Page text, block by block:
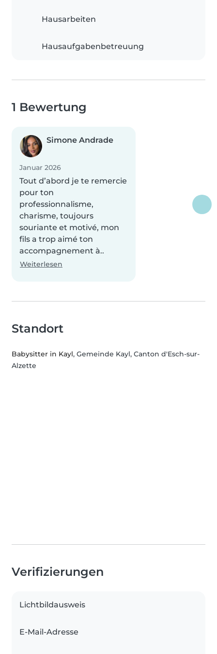
Hausarbeiten
Hausaufgabenbetreuung
1 Bewertung
Simone Andrade
Januar 2026
Tout d’abord je te remercie
pour ton
professionnalisme,
charisme, toujours
souriante et motivé, mon
fils a trop aimé ton
accompagnement à..
Weiterlesen
Standort
Babysitter in Kayl, Gemeinde Kayl, Canton d'Esch-sur-
Alzette
Verifizierungen
Lichtbildausweis
E-Mail-Adresse